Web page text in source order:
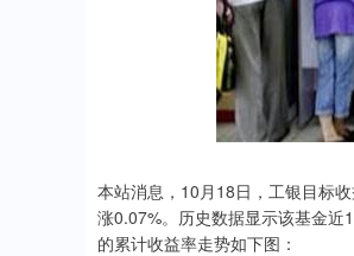
本站消息，10月18日，工银目标
涨0.07%。历史数据显示该基金近
的累计收益率走势如下图：